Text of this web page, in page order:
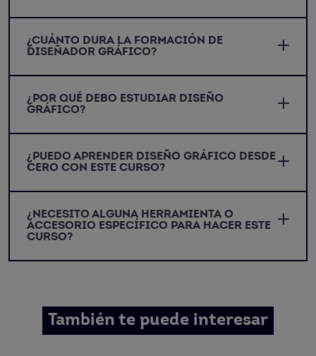
¿CUÁNTO DURA LA FORMACIÓN DE
DISEÑADOR GRÁFICO?
¿POR QUÉ DEBO ESTUDIAR DISEÑO
GRÁFICO?
¿PUEDO APRENDER DISEÑO GRÁFICO DESDE
CERO CON ESTE CURSO?
¿NECESITO ALGUNA HERRAMIENTA O
ACCESORIO ESPECÍFICO PARA HACER ESTE
CURSO?
También te puede interesar